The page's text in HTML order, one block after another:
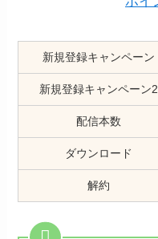
新規登録キャンペーン
新規登録キャンペーン2
配信本数
ダウンロード
解約